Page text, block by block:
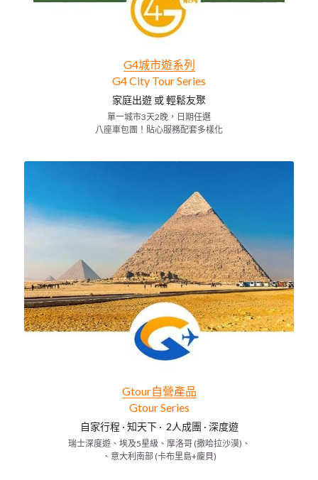
G4城市遊系列
G4 City Tour Series
家庭出遊 或 輕鬆友聚
單一城市3天2晚，日期任選
八座車包團！貼心服務配套多樣化
Gtour自營產品
Gtour Series
自家行程 · 知天下 · 2人成團 · 深度遊
瑞士深度遊、埃及5星級、摩洛哥 (撒哈拉沙漠)、
、意大利南部 (卡布里島+龐貝)